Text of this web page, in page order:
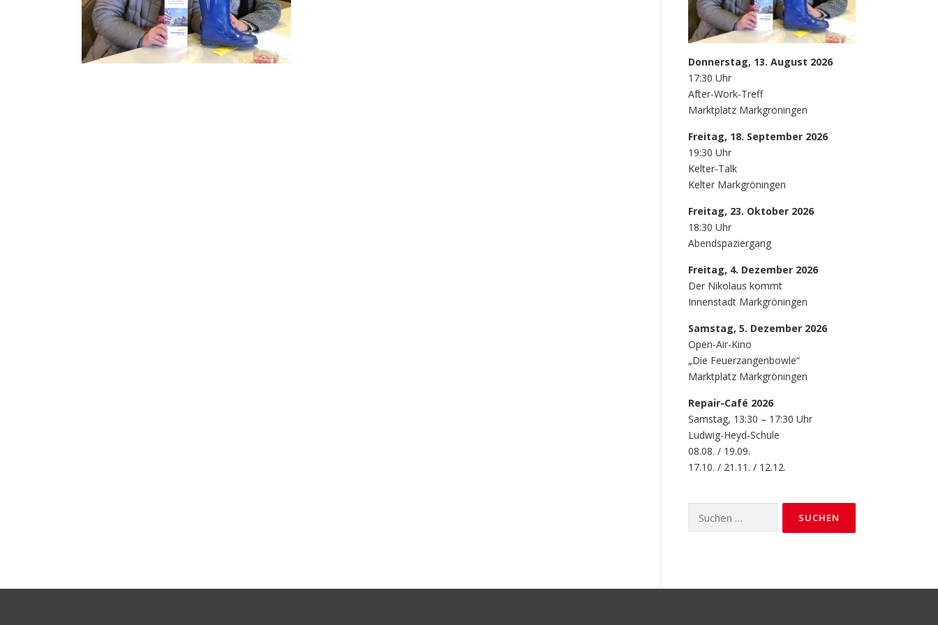
Donnerstag, 13. August 2026
17:30 Uhr
After-Work-Treff
Marktplatz Markgröningen
Freitag, 18. September 2026
19:30 Uhr
Kelter-Talk
Kelter Markgröningen
Freitag, 23. Oktober 2026
18:30 Uhr
Abendspaziergang
Freitag, 4. Dezember 2026
Der Nikolaus kommt
Innenstadt Markgröningen
Samstag, 5. Dezember 2026
Open-Air-Kino
„Die Feuerzangenbowle“
Marktplatz Markgröningen
Repair-Café 2026
Samstag, 13:30 – 17:30 Uhr
Ludwig-Heyd-Schule
08.08. / 19.09.
17.10. / 21.11. / 12.12.
nach: